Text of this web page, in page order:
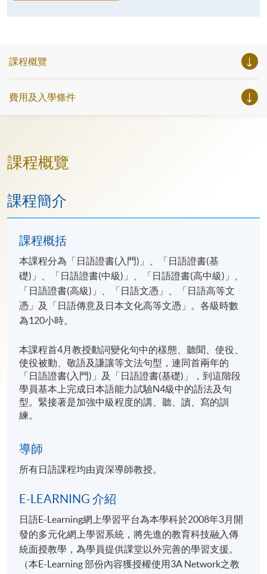
課程概覽
費用及入學條件
課程概覽
課程簡介
課程概括
本課程分為「日語證書(入門)」、「日語證書(基
礎)」、「日語證書(中級)」、「日語證書(高中級)」、
「日語證書(高級)」、「日語文憑」、「日語高等文
憑」及「日語傳意及日本文化高等文憑」。各級時數
為120小時。
本課程首4月教授動詞變化句中的樣態、聽聞、使役、
使役被動、敬語及謙讓等文法句型，連同首兩年的
「日語證書(入門)」及「日語證書(基礎)」，到這階段
學員基本上完成日本語能力試驗N4級中的語法及句
型。緊接著是加強中級程度的講、聽、讀、寫的訓
練。
導師
所有日語課程均由資深導師教授。
E-LEARNING 介紹
日語E-Learning網上學習平台為本學科於2008年3月開
發的多元化網上學習系統，將先進的教育科技融入傳
統面授教學，為學員提供課堂以外完善的學習支援。
（本E-Learning 部份內容獲授權使用3A Network之教